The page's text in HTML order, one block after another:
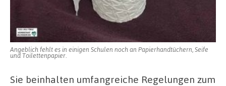
Angeblich fehlt es in einigen Schulen noch an Papierhandtüchern, Seife
und Toilettenpapier.
Sie beinhalten umfangreiche Regelungen zum